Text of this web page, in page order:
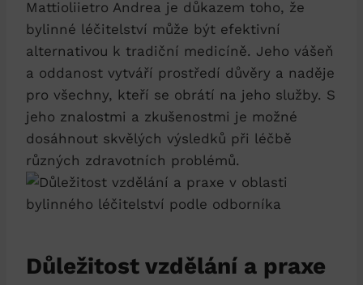
Mattioliietro Andrea je důkazem toho, že
bylinné léčitelství může být efektivní
alternativou k tradiční medicíně. Jeho vášeň
a oddanost vytváří prostředí důvěry a naděje
pro všechny, kteří se obrátí na jeho služby. S
jeho znalostmi a zkušenostmi je možné
dosáhnout skvělých výsledků při léčbě
různých zdravotních problémů.
Důležitost vzdělání a praxe